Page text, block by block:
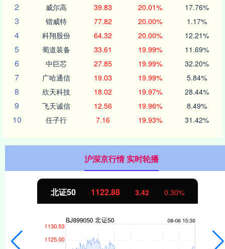
2 威尔高 39.83 20.01% 17.76%
3 锴威特 77.82 20.00% 1.17%
4 科翔股份 64.32 20.00% 12.21%
5 蜀道装备 33.61 19.99% 11.69%
6 中巨芯 27.85 19.99% 32.20%
7 广哈通信 19.03 19.99% 5.84%
8 欣天科技 18.02 19.97% 28.44%
9 飞天诚信 12.56 19.96% 8.49%
10 任子行 7.16 19.93% 31.42%
沪深京行情 实时轮播
北证50 1122.88 3.42 0.30%